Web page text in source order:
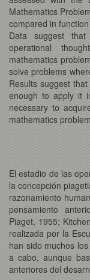
Mathematics
compared in
Data suggest
operational
mathematics
solve problems
Results suggest
enough to apply it
necessary to
mathematics
El estadio de las
la concepción
razonamiento
pensamiento
Piaget, 1955;
realizada por la
han sido muchos
a cabo, aunque
anteriores del